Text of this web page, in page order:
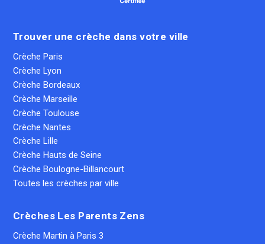
Trouver une crèche dans votre ville
Crèche Paris
Crèche Lyon
Crèche Bordeaux
Crèche Marseille
Crèche Toulouse
Crèche Nantes
Crèche Lille
Crèche Hauts de Seine
Crèche Boulogne-Billancourt
Toutes les crèches par ville
Crèches Les Parents Zens
Crèche Martin à Paris 3